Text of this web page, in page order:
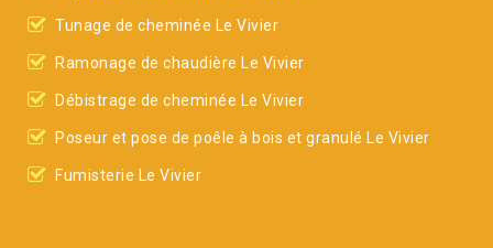
Tunage de cheminée Le Vivier
Ramonage de chaudière Le Vivier
Débistrage de cheminée Le Vivier
Poseur et pose de poêle à bois et granulé Le Vivier
Fumisterie Le Vivier